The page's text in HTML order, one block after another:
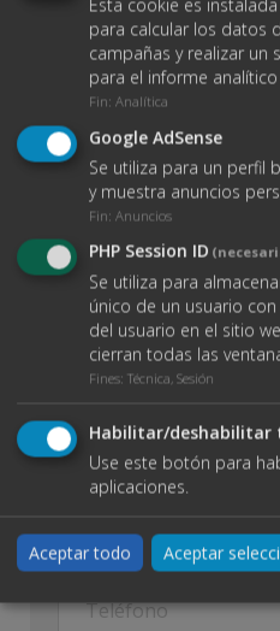
VER DATOS DE
O
Nombre completo
Teléfono
para calcular los datos
campañas y realizar un
para el informe
Fin: Analítica
Google AdSense
Se utiliza para un perfil
y muestra anuncios
Fin: Anuncios
PHP Session ID
Se utiliza para
único de un usuario
del usuario en el sitio
cierran todas las
Fines: Técnica, Sesión
Habilitar/deshabilitar
Use este botón para
aplicaciones.
Aceptar todo Aceptar